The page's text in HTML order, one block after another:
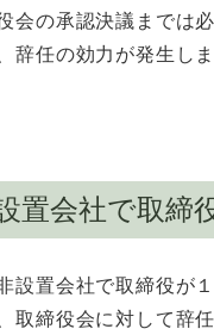
会の承認決議までは
辞任の効力が発生し
置会社で取締
設置会社で取締役が
取締役会に対して辞